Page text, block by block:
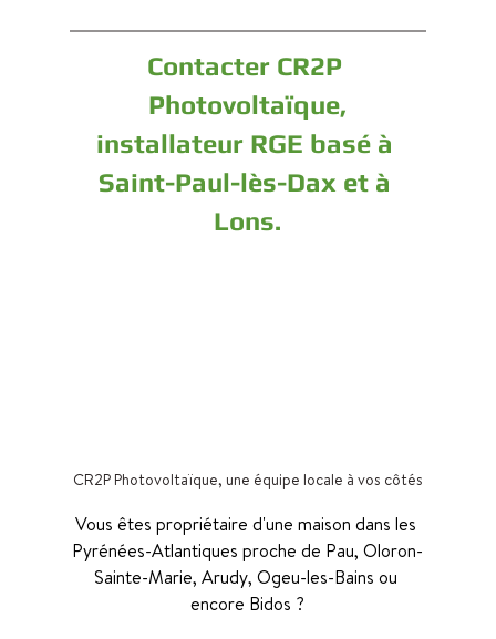
Contacter CR2P
Photovoltaïque,
installateur RGE basé à
Saint-Paul-lès-Dax et à
Lons.
CR2P Photovoltaïque, une équipe locale à vos côtés
Vous êtes propriétaire d'une maison dans les
Pyrénées-Atlantiques proche de Pau, Oloron-
Sainte-Marie, Arudy, Ogeu-les-Bains ou
encore Bidos ?